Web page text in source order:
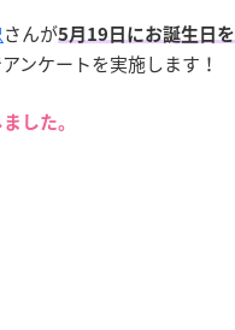
さんが5月19日にお誕生日
ンケートを実施します！
した。